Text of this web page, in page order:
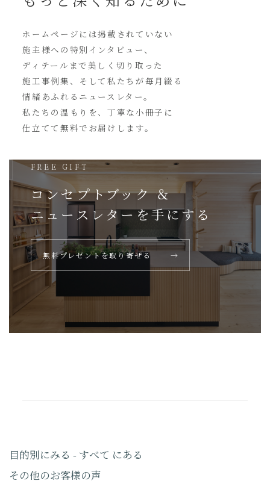
ホームページには掲載されていない
施主様への特別インタビュー、
ディテールまで美しく切り取った
施工事例集、そして私たちが毎月綴る
情緒あふれるニュースレター。
私たちの温もりを、丁寧な小冊子に
仕立てて無料でお届けします。
FREE GIFT
コンセプトブック ＆
ニュースレターを手にする
無料プレゼントを取り寄せる →
目的別にみる - すべて にある
その他のお客様の声